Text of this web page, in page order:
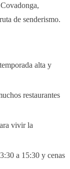
de senderismo.
alta y
restaurantes
vivir la
a 15:30 y cenas